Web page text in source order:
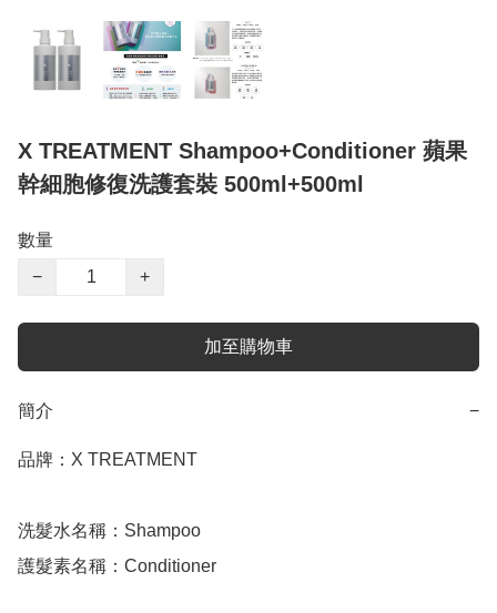
X TREATMENT Shampoo+Conditioner 蘋果
幹細胞修復洗護套裝 500ml+500ml
數量
−
+
加至購物車
簡介 −
品牌：X TREATMENT
洗髮水名稱：Shampoo
護髮素名稱：Conditioner